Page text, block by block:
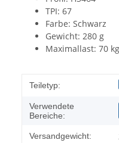
TPI: 67
Farbe: Schwarz
Gewicht: 280 g
Maximallast: 70 kg
Teiletyp:
Verwendete
Bereiche:
Versandgewicht: